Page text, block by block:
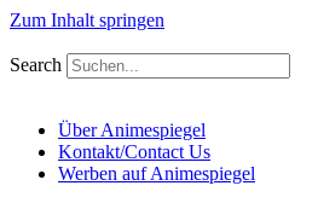
Zum Inhalt springen
Search
Über Animespiegel
Kontakt/Contact Us
Werben auf Animespiegel